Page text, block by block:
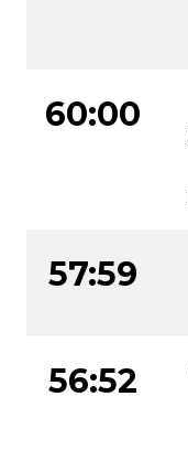
60:00
57:59
56:52